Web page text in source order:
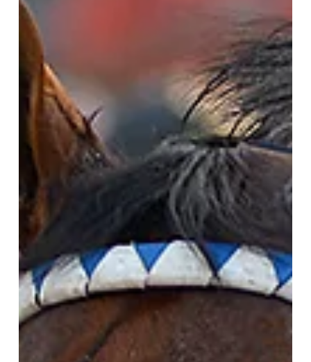
nuevo y se llevó el Gilberto Lerena
Como había ocurrido en el Ramón Biaus (G2), la yegua del Stud
1912 volvió a dar el golpe y se hizo ganadora de G1 Brian Enrique y
un festejo de cumpleaños anticipado, con Cannolina / JUAN I.
BOZZELLO Si no es con sorpresa, no vale para Cannolina . Como
había ocurrido el año último en el Clásico Ramón Biaus (G2), la
hija de South Kissing volvió a dar el golpe en el Hipódromo
Argentino de Palermo , ahora para llevarse el Gran Premio
Gilberto Lerena (G1-2200 m, césped), segundo